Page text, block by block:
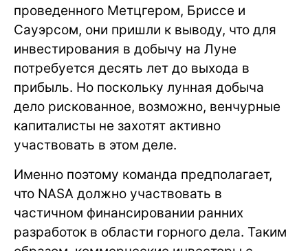
проведенного Метцгером, Бриссе и
Сауэрсом, они пришли к выводу, что для
инвестирования в добычу на Луне
потребуется десять лет до выхода в
прибыль. Но поскольку лунная добыча
дело рискованное, возможно, венчурные
капиталисты не захотят активно
участвовать в этом деле.
Именно поэтому команда предполагает,
что NASA должно участвовать в
частичном финансировании ранних
разработок в области горного дела. Таким